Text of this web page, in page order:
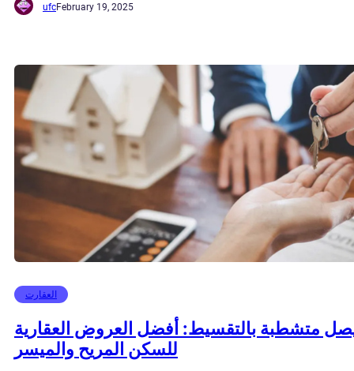
ufcFebruary 19, 2025
العقارت
متشطبة بالتقسيط: أفضل العروض العقارية
للسكن المريح والميسر